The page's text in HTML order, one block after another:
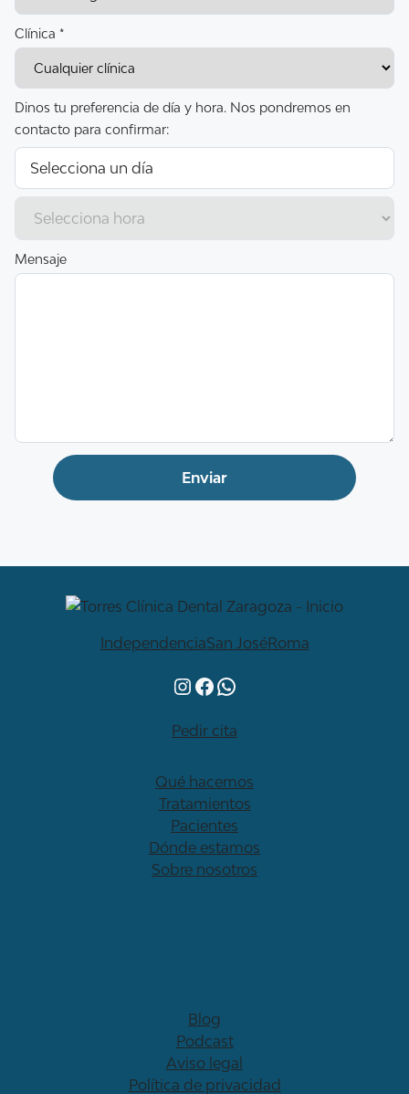
Clínica *
Dinos tu preferencia de día y hora. Nos pondremos en
contacto para confirmar:
Mensaje
IndependenciaSan JoséRoma
Instagram
Facebook
WhatsApp
Pedir cita
Qué hacemos
Tratamientos
Pacientes
Dónde estamos
Sobre nosotros
Blog
Podcast
Aviso legal
Política de privacidad